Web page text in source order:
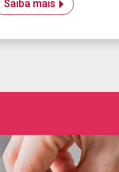
Saiba mais